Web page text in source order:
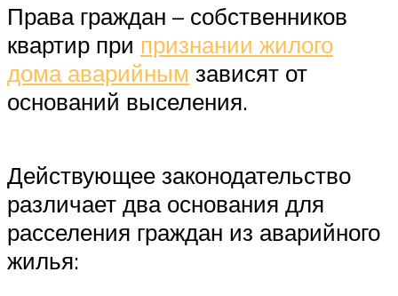
Права граждан – собственников
квартир при признании жилого
дома аварийным зависят от
оснований выселения.
Действующее законодательство
различает два основания для
расселения граждан из аварийного
жилья: